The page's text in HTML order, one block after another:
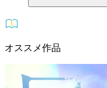
オススメ作品